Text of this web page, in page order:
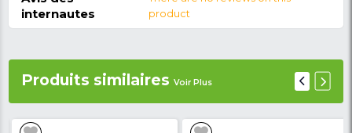
- Marque: LG
- Type de produit: Home cinema
- Centre: 167W
- Canal : 5.1
- Dolby Digital: Oui